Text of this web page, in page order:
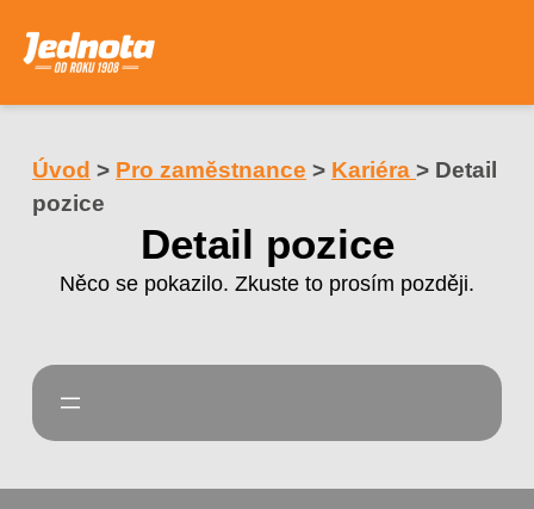
Úvod > Pro zaměstnance > Kariéra > Detail
pozice
Detail pozice
Něco se pokazilo. Zkuste to prosím později.